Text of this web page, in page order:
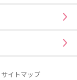
サイトマップ